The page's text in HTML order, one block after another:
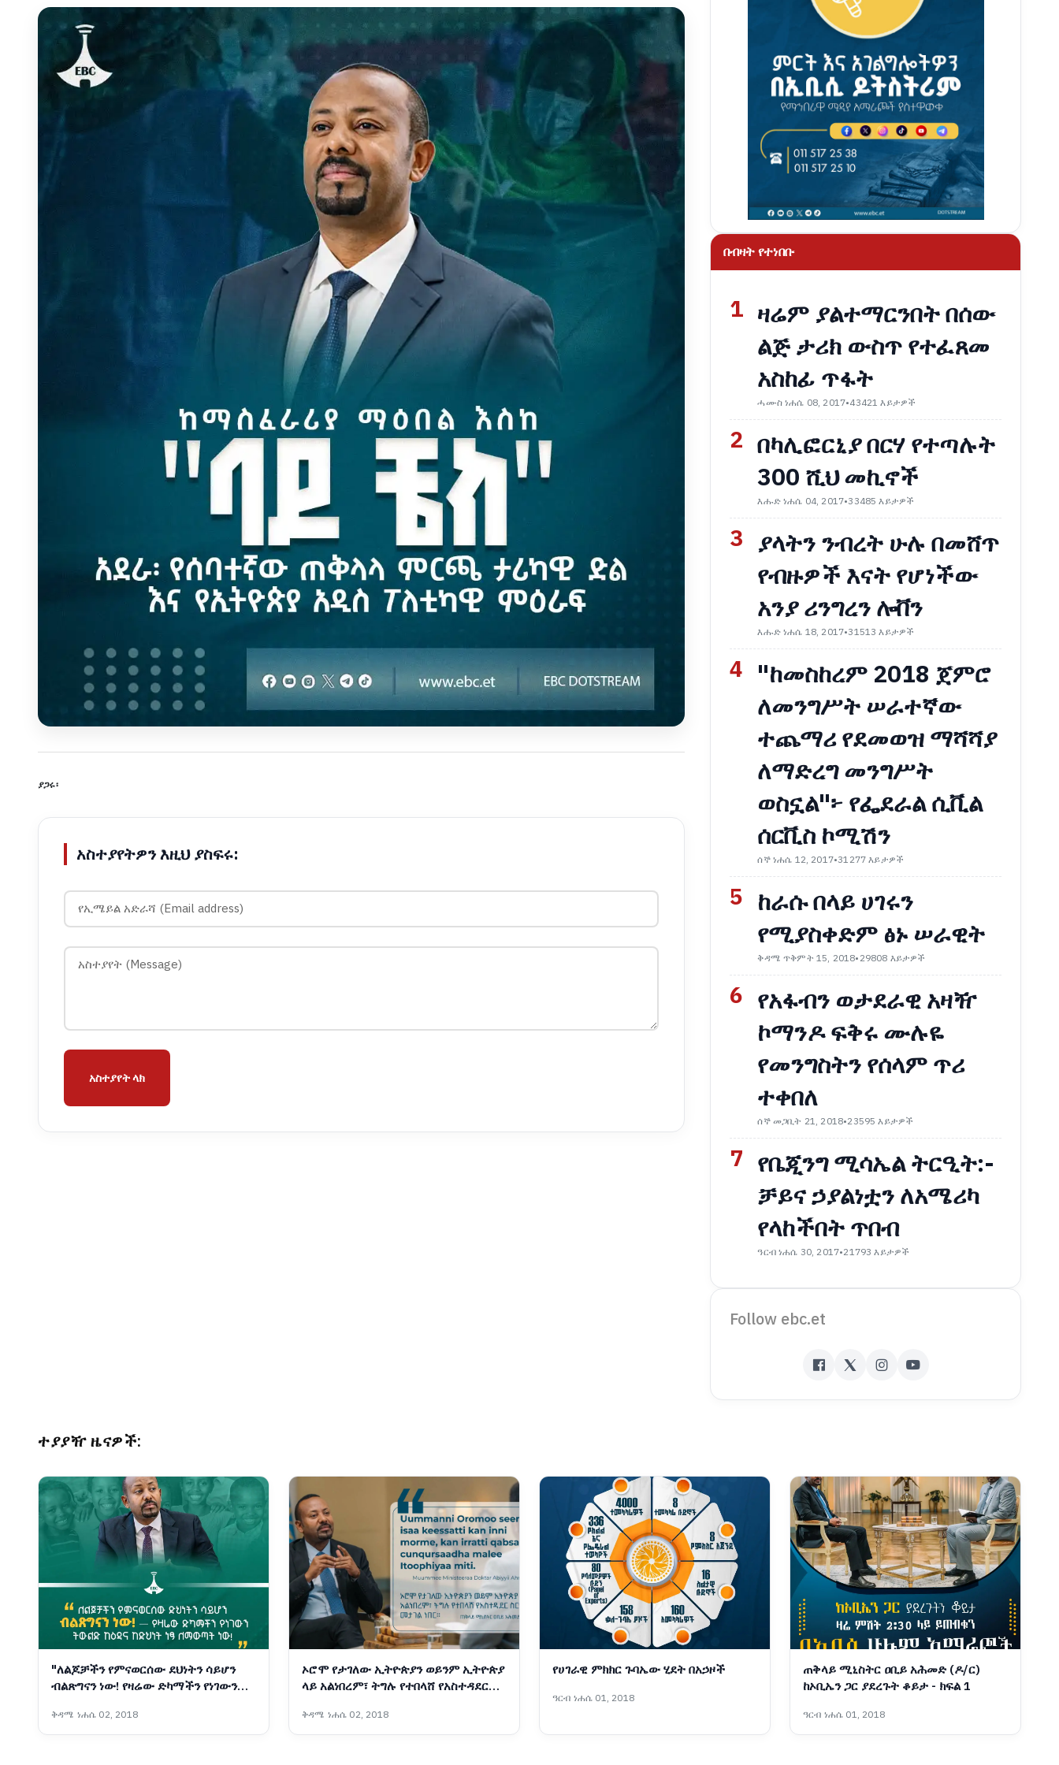
ያጋሩ፡
አስተያየትዎን እዚህ ያስፍሩ:
አስተያየት ላክ
በብዛት የተነበቡ
1 ዛሬም ያልተማርንበት በሰው
ልጅ ታሪክ ውስጥ የተፈጸመ
አስከፊ ጥፋት
ሓሙስ ነሐሴ 08, 2017•43421 እይታዎች
2 በካሊፎርኒያ በርሃ የተጣሉት
300 ሺህ መኪኖች
እሑድ ነሐሴ 04, 2017•33485 እይታዎች
3 ያላትን ንብረት ሁሉ በመሸጥ
የብዙዎች እናት የሆነችው
አንያ ሪንግረን ሎቨን
እሑድ ነሐሴ 18, 2017•31513 እይታዎች
4 "ከመስከረም 2018 ጀምሮ
ለመንግሥት ሠራተኛው
ተጨማሪ የደመወዝ ማሻሻያ
ለማድረግ መንግሥት
ወስኗል"፦ የፌደራል ሲቪል
ሰርቪስ ኮሚሽን
ሰኞ ነሐሴ 12, 2017•31277 እይታዎች
5 ከራሱ በላይ ሀገሩን
የሚያስቀድም ፅኑ ሠራዊት
ቅዳሜ ጥቅምት 15, 2018•29808 እይታዎች
6 የአፋብን ወታደራዊ አዛዥ
ኮማንዶ ፍቅሩ ሙሉዬ
የመንግስትን የሰላም ጥሪ
ተቀበለ
ሰኞ መጋቢት 21, 2018•23595 እይታዎች
7 የቤጂንግ ሚሳኤል ትርዒት:-
ቻይና ኃያልነቷን ለአሜሪካ
የላከችበት ጥበብ
ዓርብ ነሐሴ 30, 2017•21793 እይታዎች
Follow ebc.et
ተያያዥ ዜናዎች:
"ለልጆቻችን የምናወርሰው ደህነትን ሳይሆን
ብልጽግናን ነው! የዛሬው ድካማችን የነገውን
ነው!" ጠቅላይ ሚኒስትር ዐቢይ አሕመድ (ዶ/
ር)
ቅዳሜ ነሐሴ 02, 2018
ኦሮሞ የታገለው ኢትዮጵያን ወይንም ኢትዮጵያ
ላይ አልነበረም፣ ትግሉ የተበላሸ የአስተዳደር
ዐቢይ አሕመድ (ዶ/ር) ስለ ኦሮሞ ሕዝብ ትግል
ከተናገሩት። Muummichi Ministeeraa
ቅዳሜ ነሐሴ 02, 2018
የሀገራዊ ምክክር ጉባኤው ሂደት በአኃዞች
ዓርብ ነሐሴ 01, 2018
ጠቅላይ ሚኒስትር ዐቢይ አሕመድ (ዶ/ር)
ከኦቢኤን ጋር ያደረጉት ቆይታ - ክፍል 1
ዓርብ ነሐሴ 01, 2018